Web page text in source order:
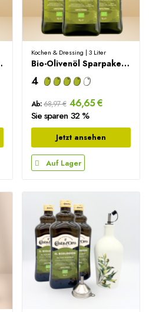
1000 ml
Kochen & Dressing | 3 Liter
Bio-Olivenöl Sparpaket – 3 Liter
4
Ab: 68,97 € 46,65 €
Sie sparen 32 %
Jetzt ansehen
Auf Lager